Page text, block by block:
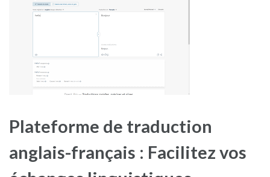
Plateforme de traduction
anglais-français : Facilitez vos